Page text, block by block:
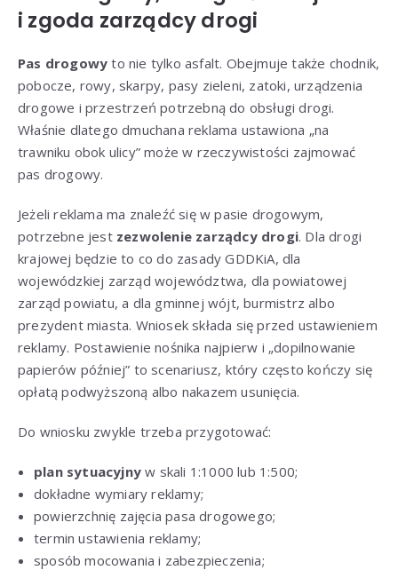
i zgoda zarządcy drogi
Pas drogowy to nie tylko asfalt. Obejmuje także chodnik,
pobocze, rowy, skarpy, pasy zieleni, zatoki, urządzenia
drogowe i przestrzeń potrzebną do obsługi drogi.
Właśnie dlatego dmuchana reklama ustawiona „na
trawniku obok ulicy” może w rzeczywistości zajmować
pas drogowy.
Jeżeli reklama ma znaleźć się w pasie drogowym,
potrzebne jest zezwolenie zarządcy drogi. Dla drogi
krajowej będzie to co do zasady GDDKiA, dla
wojewódzkiej zarząd województwa, dla powiatowej
zarząd powiatu, a dla gminnej wójt, burmistrz albo
prezydent miasta. Wniosek składa się przed ustawieniem
reklamy. Postawienie nośnika najpierw i „dopilnowanie
papierów później” to scenariusz, który często kończy się
opłatą podwyższoną albo nakazem usunięcia.
Do wniosku zwykle trzeba przygotować:
plan sytuacyjny w skali 1:1000 lub 1:500;
dokładne wymiary reklamy;
powierzchnię zajęcia pasa drogowego;
termin ustawienia reklamy;
sposób mocowania i zabezpieczenia;